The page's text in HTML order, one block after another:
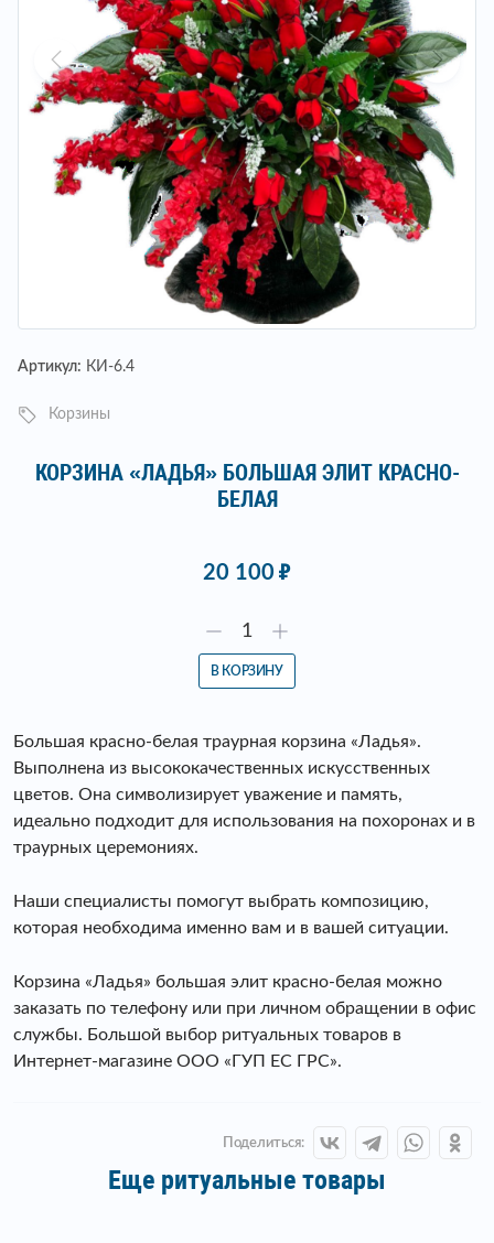
Артикул: КИ-6.4
Корзины
КОРЗИНА «ЛАДЬЯ» БОЛЬШАЯ ЭЛИТ КРАСНО-
БЕЛАЯ
20 100
В КОРЗИНУ
Большая красно-белая траурная корзина «Ладья».
Выполнена из высококачественных искусственных
цветов. Она символизирует уважение и память,
идеально подходит для использования на похоронах и в
траурных церемониях.
Наши специалисты помогут выбрать композицию,
которая необходима именно вам и в вашей ситуации.
Корзина «Ладья» большая элит красно-белая можно
заказать по телефону или при личном обращении в офис
службы. Большой выбор ритуальных товаров в
Интернет-магазине ООО «ГУП ЕС ГРС».
Поделиться:
Еще ритуальные товары